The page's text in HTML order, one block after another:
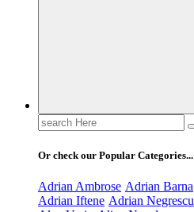
Search
for:
Or check our Popular Categories...
Adrian Ambrose Adrian Barna
Adrian Iftene Adrian Negrescu